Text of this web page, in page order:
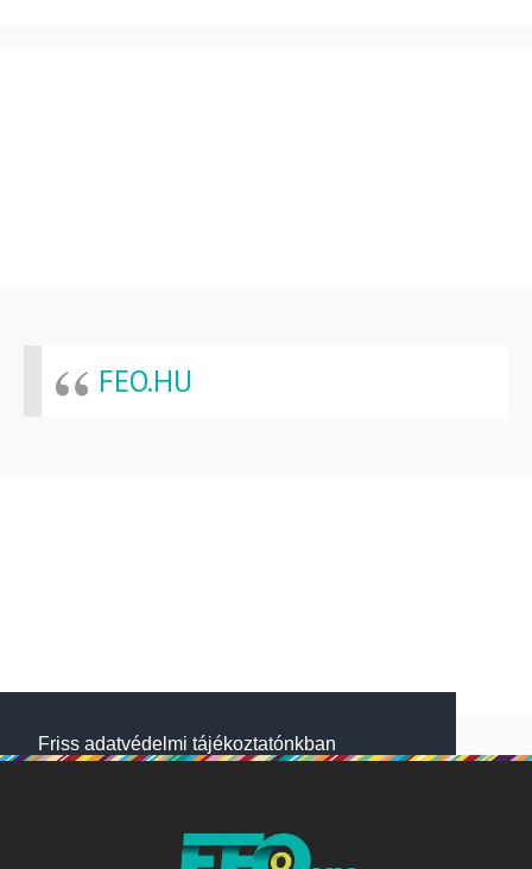
Friss adatvédelmi tájékoztatónkban
használunk a jobb működésért. A Website
NetSolution Média Zrt. 2018 május 25.
FEO.HU